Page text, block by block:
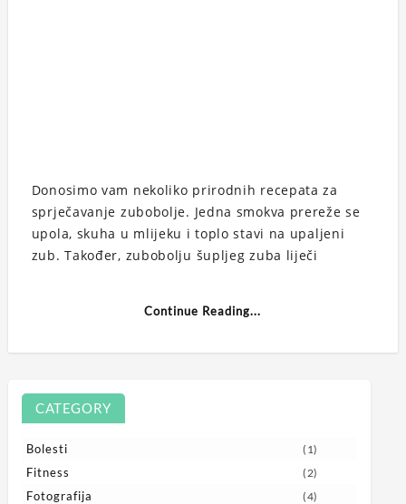
Donosimo vam nekoliko prirodnih recepata za
sprječavanje zubobolje. Jedna smokva prereže se
upola, skuha u mlijeku i toplo stavi na upaljeni
zub. Također, zubobolju šupljeg zuba liječi
Continue Reading...
CATEGORY
Bolesti (1)
Fitness (2)
Fotografija (4)